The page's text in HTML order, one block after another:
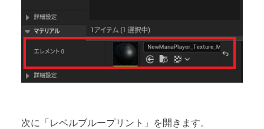
次に「レベルブループリント」を開きます。